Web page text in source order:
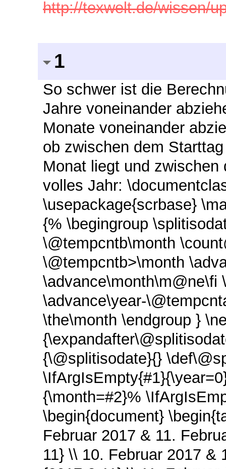
http://texwelt.de/wissen/
1
So schwer ist die
Jahre voneinander
Monate voneinander
ob zwischen dem
Monat liegt und
volles Jahr:
\usepackage{scrbase}
{% \begingroup
\@tempcntb\month
\@tempcntb>\month
\advance\month\m@ne\fi
\advance\year-
\the\month \endgroup }
{\@splitisodate}{}
{\month=#2}%
\begin{document}
Februar 2017 & 11.
11} \\ 10. Februar 2017 &